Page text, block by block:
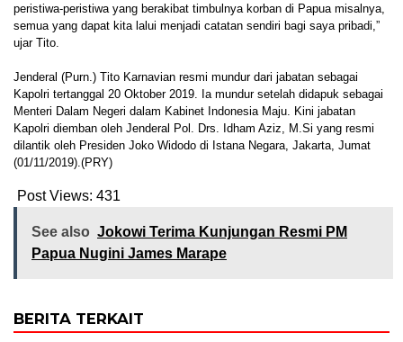
peristiwa-peristiwa yang berakibat timbulnya korban di Papua misalnya,
semua yang dapat kita lalui menjadi catatan sendiri bagi saya pribadi,”
ujar Tito.
Jenderal (Purn.) Tito Karnavian resmi mundur dari jabatan sebagai
Kapolri tertanggal 20 Oktober 2019. Ia mundur setelah didapuk sebagai
Menteri Dalam Negeri dalam Kabinet Indonesia Maju. Kini jabatan
Kapolri diemban oleh Jenderal Pol. Drs. Idham Aziz, M.Si yang resmi
dilantik oleh Presiden Joko Widodo di Istana Negara, Jakarta, Jumat
(01/11/2019).(PRY)
Post Views: 431
See also Jokowi Terima Kunjungan Resmi PM
Papua Nugini James Marape
BERITA TERKAIT